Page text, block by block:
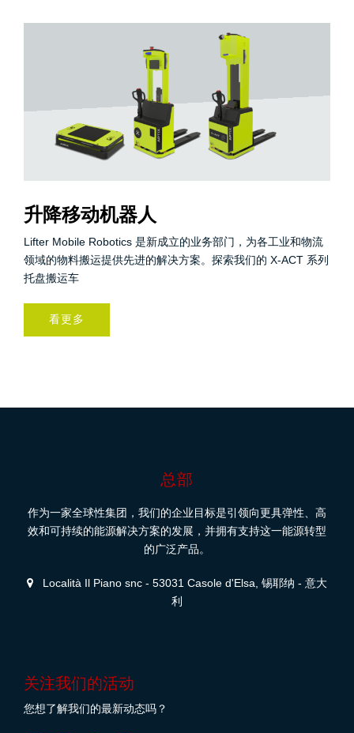
升降移动机器人
Lifter Mobile Robotics 是新成立的业务部门，为各工业和物流
领域的物料搬运提供先进的解决方案。探索我们的 X-ACT 系列
托盘搬运车
看更多
总部
作为一家全球性集团，我们的企业目标是引领向更具弹性、高
效和可持续的能源解决方案的发展，并拥有支持这一能源转型
的广泛产品。
Località Il Piano snc - 53031 Casole d'Elsa, 锡耶纳 - 意大
利
关注我们的活动
您想了解我们的最新动态吗？